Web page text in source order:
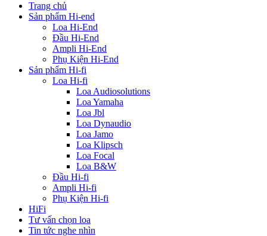
Trang chủ
Sản phẩm Hi-end
Loa Hi-End
Đầu Hi-End
Ampli Hi-End
Phụ Kiện Hi-End
Sản phẩm Hi-fi
Loa Hi-fi
Loa Audiosolutions
Loa Yamaha
Loa Jbl
Loa Dynaudio
Loa Jamo
Loa Klipsch
Loa Focal
Loa B&W
Đầu Hi-fi
Ampli Hi-fi
Phụ Kiện Hi-fi
HiFi
Tư vấn chọn loa
Tin tức nghe nhìn